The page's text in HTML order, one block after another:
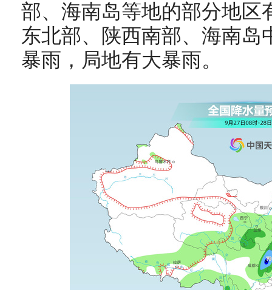
部、海南岛等地的部分地区
东北部、陕西南部、海南岛
暴雨，局地有大暴雨。